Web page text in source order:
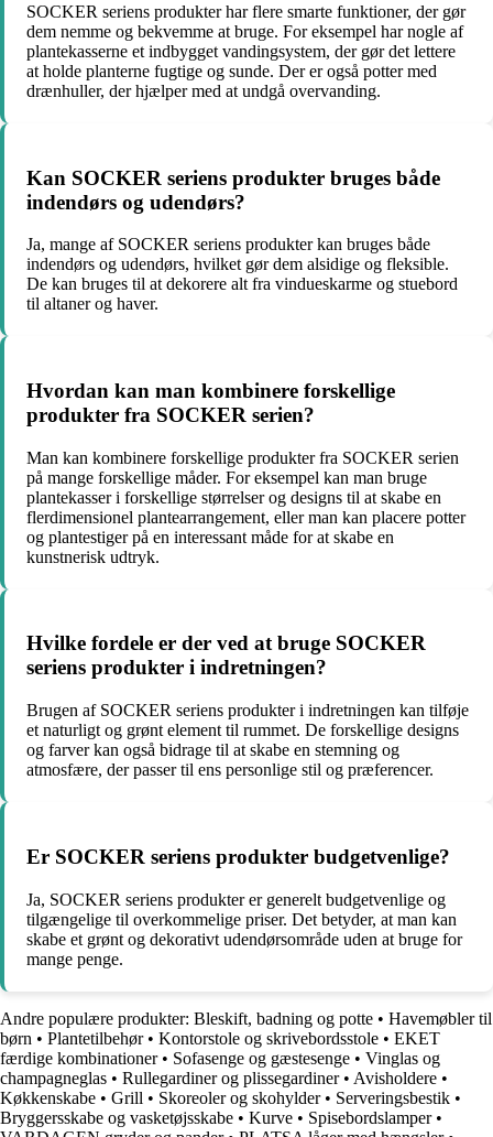
SOCKER seriens produkter har flere smarte funktioner, der gør
dem nemme og bekvemme at bruge. For eksempel har nogle af
plantekasserne et indbygget vandingsystem, der gør det lettere
at holde planterne fugtige og sunde. Der er også potter med
drænhuller, der hjælper med at undgå overvanding.
Kan SOCKER seriens produkter bruges både
indendørs og udendørs?
Ja, mange af SOCKER seriens produkter kan bruges både
indendørs og udendørs, hvilket gør dem alsidige og fleksible.
De kan bruges til at dekorere alt fra vindueskarme og stuebord
til altaner og haver.
Hvordan kan man kombinere forskellige
produkter fra SOCKER serien?
Man kan kombinere forskellige produkter fra SOCKER serien
på mange forskellige måder. For eksempel kan man bruge
plantekasser i forskellige størrelser og designs til at skabe en
flerdimensionel plantearrangement, eller man kan placere potter
og plantestiger på en interessant måde for at skabe en
kunstnerisk udtryk.
Hvilke fordele er der ved at bruge SOCKER
seriens produkter i indretningen?
Brugen af SOCKER seriens produkter i indretningen kan tilføje
et naturligt og grønt element til rummet. De forskellige designs
og farver kan også bidrage til at skabe en stemning og
atmosfære, der passer til ens personlige stil og præferencer.
Er SOCKER seriens produkter budgetvenlige?
Ja, SOCKER seriens produkter er generelt budgetvenlige og
tilgængelige til overkommelige priser. Det betyder, at man kan
skabe et grønt og dekorativt udendørsområde uden at bruge for
mange penge.
Andre populære produkter: Bleskift, badning og potte • Havemøbler til
børn • Plantetilbehør• Kontorstole og skrivebordsstole • EKET
færdige kombinationer• Sofasenge og gæstesenge • Vinglas og
champagneglas • Rullegardiner og plissegardiner• Avisholdere •
Køkkenskabe • Grill • Skoreoler og skohylder• Serveringsbestik •
Bryggersskabe og vasketøjsskabe • Kurve • Spisebordslamper•